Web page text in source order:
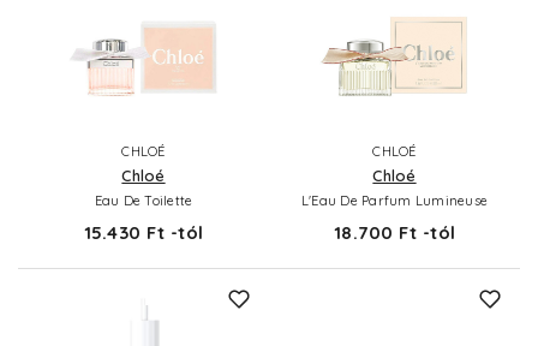
CHLOÉ
Chloé
Eau De Toilette
15.430 Ft -tól
CHLOÉ
Chloé
L'Eau De Parfum Lumineuse
18.700 Ft -tól